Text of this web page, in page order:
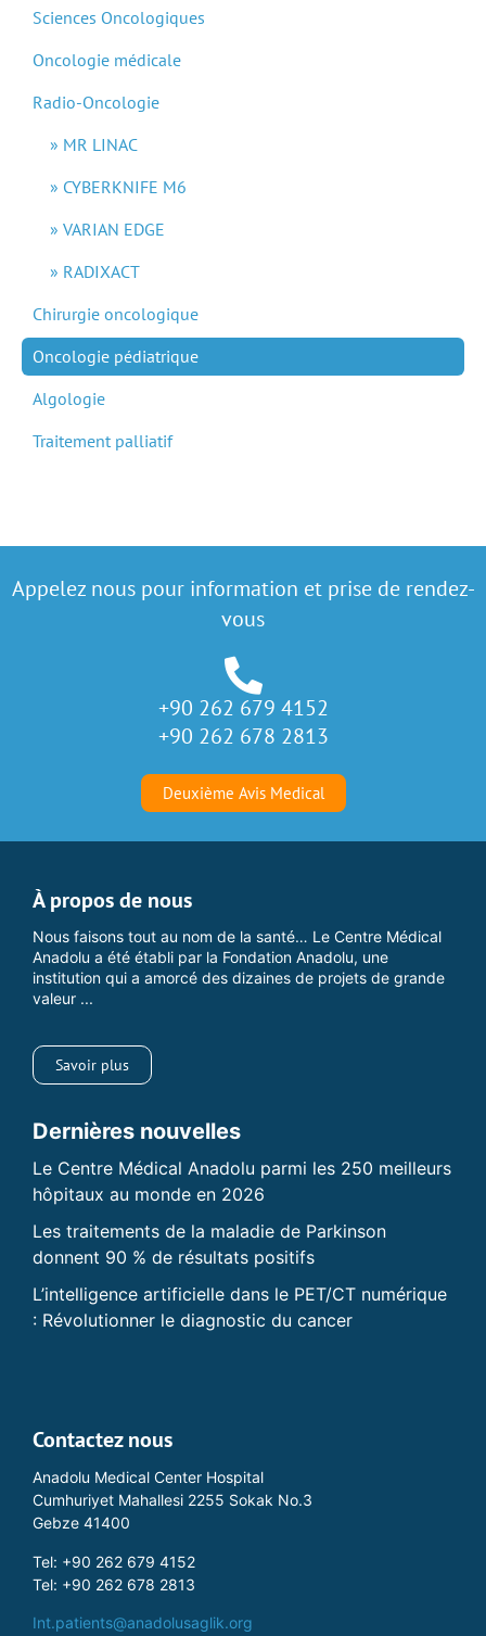
Sciences Oncologiques
Oncologie médicale
Radio-Oncologie
MR LINAC
CYBERKNIFE M6
VARIAN EDGE
RADIXACT
Chirurgie oncologique
Oncologie pédiatrique
Algologie
Traitement palliatif
Appelez nous pour information et prise de rendez-
vous
+90 262 679 4152
+90 262 678 2813
Deuxième Avis Medical
À propos de nous
Nous faisons tout au nom de la santé… Le Centre Médical
Anadolu a été établi par la Fondation Anadolu, une
institution qui a amorcé des dizaines de projets de grande
valeur ...
Savoir plus
Dernières nouvelles
Le Centre Médical Anadolu parmi les 250 meilleurs
hôpitaux au monde en 2026
Les traitements de la maladie de Parkinson
donnent 90 % de résultats positifs
L’intelligence artificielle dans le PET/CT numérique
: Révolutionner le diagnostic du cancer
Contactez nous
Anadolu Medical Center Hospital
Cumhuriyet Mahallesi 2255 Sokak No.3
Gebze 41400
Tel: +90 262 679 4152
Tel: +90 262 678 2813
Int.patients@anadolusaglik.org